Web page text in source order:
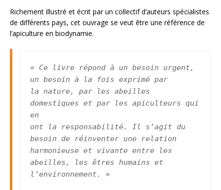
Richement illustré et écrit par un collectif d’auteurs spécialistes
de différents pays, cet ouvrage se veut être une référence de
l’apiculture en biodynamie.
« Ce livre répond à un besoin urgent,
un besoin à la fois exprimé par
la nature, par les abeilles
domestiques et par les apiculteurs qui
en
ont la responsabilité. Il s’agit du
besoin de réinventer une relation
harmonieuse et vivante entre les
abeilles, les êtres humains et
l’environnement. »